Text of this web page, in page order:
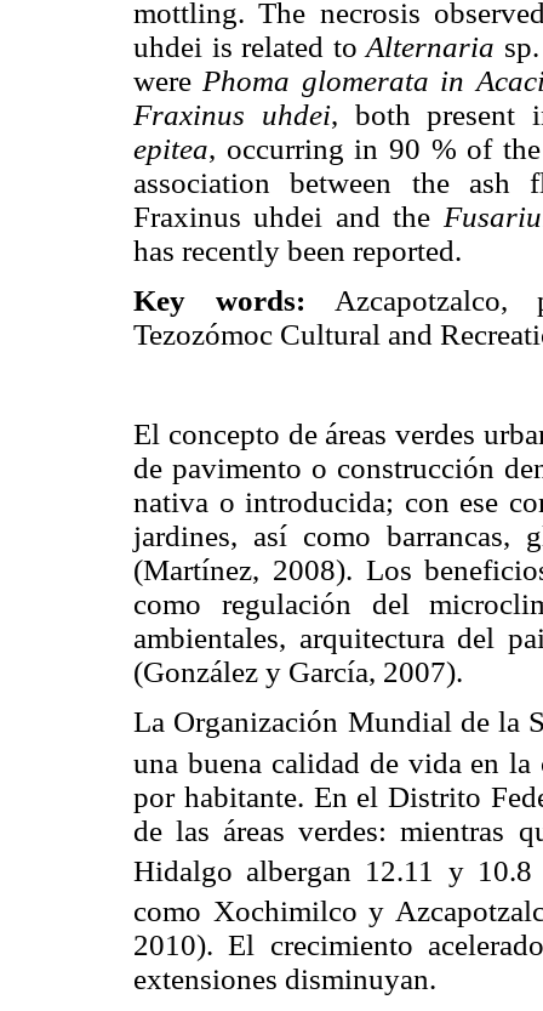
mottling. The necrosis
uhdei is related toAlternaria
were Phoma glomerata in
Fraxinus uhdei, both present
epitea, occurring in 90 % of
association between the
Fraxinus uhdei and the
has recently been reported.
Key words: Azcapotzalco,
Tezozómoc Cultural and
El concepto de áreas verdes
de pavimento o construcción
nativa o introducida; con ese
jardines, así como barrancas,
(Martínez, 2008). Los
como regulación del
ambientales, arquitectura del
(González y García, 2007).
La Organización Mundial de la
una buena calidad de vida en
por habitante. En el Distrito
de las áreas verdes: mientras
Hidalgo albergan 12.11 y 10.8
como Xochimilco y
2010). El crecimiento
extensiones disminuyan.